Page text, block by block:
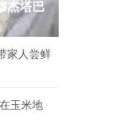
杰塔巴
家人尝鲜
玉米地